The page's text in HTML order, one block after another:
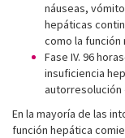
náuseas,
hepáticas
como la
Fase IV. 96
insuficiencia
autorresolución
En la mayoría de las
función hepática